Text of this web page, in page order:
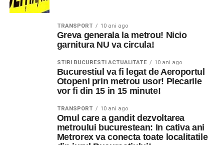
TRANSPORT 10 ani ago
Greva generala la metrou! Nicio
garnitura NU va circula!
STIRI BUCURESTI ACTUALITATE 10 ani ago
Bucurestiul va fi legat de Aeroportul
Otopeni prin metrou usor! Plecarile
vor fi din 15 in 15 minute!
TRANSPORT 10 ani ago
Omul care a gandit dezvoltarea
metroului bucurestean: In cativa ani
Metrorex va conecta toate localitatile